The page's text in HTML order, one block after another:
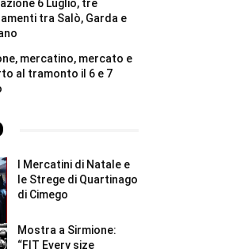
6 Luglio, tre
tra Salò, Garda e
mercatino, mercato e
al tramonto il 6 e 7
I Mercatini di Natale e
le Strege di Quartinago
di Cimego
Mostra a Sirmione:
“FIT Every size